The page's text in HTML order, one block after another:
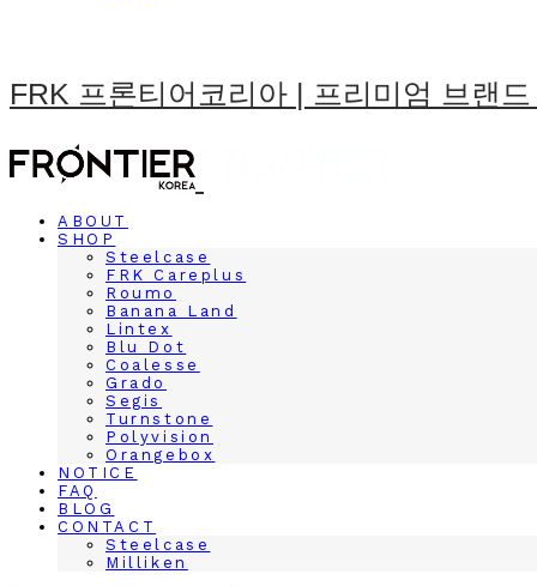
FRK 프론티어코리아 | 프리미엄 브랜
ABOUT
SHOP
Steelcase
FRK Careplus
Roumo
Banana Land
Lintex
Blu Dot
Coalesse
Grado
Segis
Turnstone
Polyvision
Orangebox
NOTICE
FAQ
BLOG
CONTACT
Steelcase
Milliken